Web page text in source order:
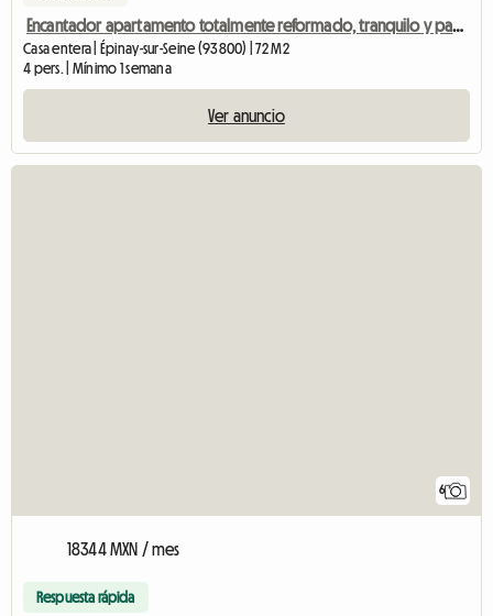
Encantador apartamento totalmente reformado, tranquilo y pacífico.
Casa entera | Épinay-sur-Seine (93800) | 72 M2
4 pers. | Mínimo 1 semana
Ver anuncio
6
18344 MXN / mes
Respuesta rápida